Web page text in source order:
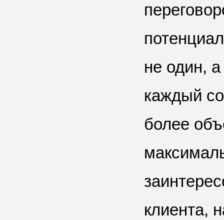
не один,
каждый
более
клиента,